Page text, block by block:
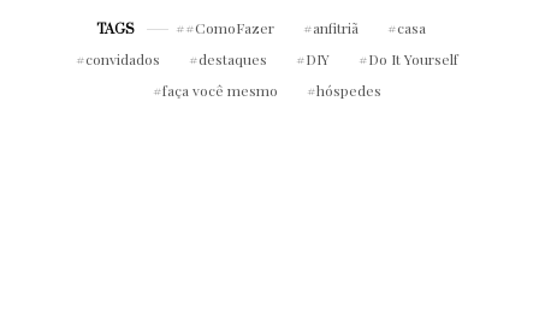
TAGS #ComoFazer anfitriã
casa
convidados
destaques DIY
Do It Yourself
faça você mesmo
hóspedes